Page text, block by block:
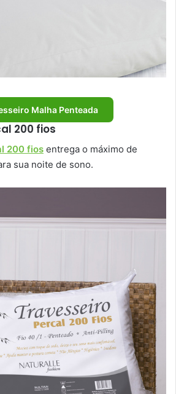
Malha Penteada
200 fios
200 fios entrega o máximo de
sua noite de sono.